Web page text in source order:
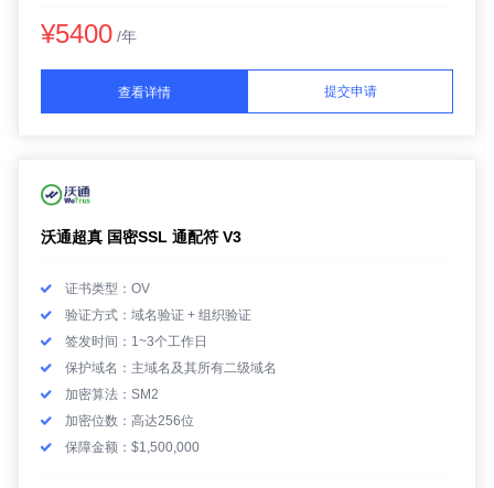
¥5400 /年
查看详情 提交申请
沃通超真 国密SSL 通配符 V3
证书类型：OV
验证方式：域名验证 + 组织验证
签发时间：1~3个工作日
保护域名：主域名及其所有二级域名
加密算法：SM2
加密位数：高达256位
保障金额：$1,500,000